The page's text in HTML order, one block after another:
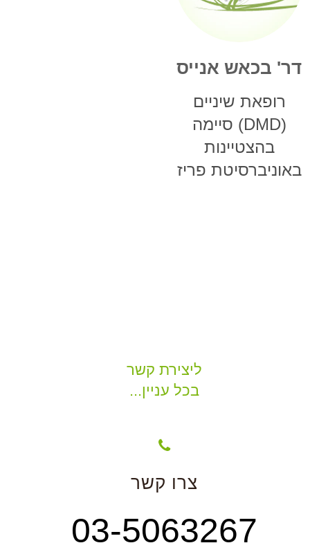
דר' בכאש אנייס
רופאת שיניים
(DMD) סיימה
בהצטיינות
באוניברסיטת פריז
ליצירת קשר
בכל עניין...
צרו קשר
03-5063267